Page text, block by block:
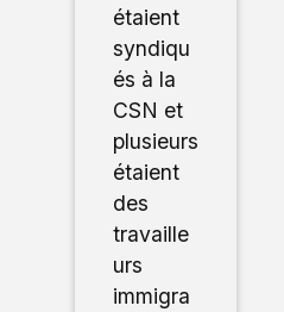
étaient
syndiqu
és à la
CSN et
plusieurs
étaient
des
travaille
urs
immigra